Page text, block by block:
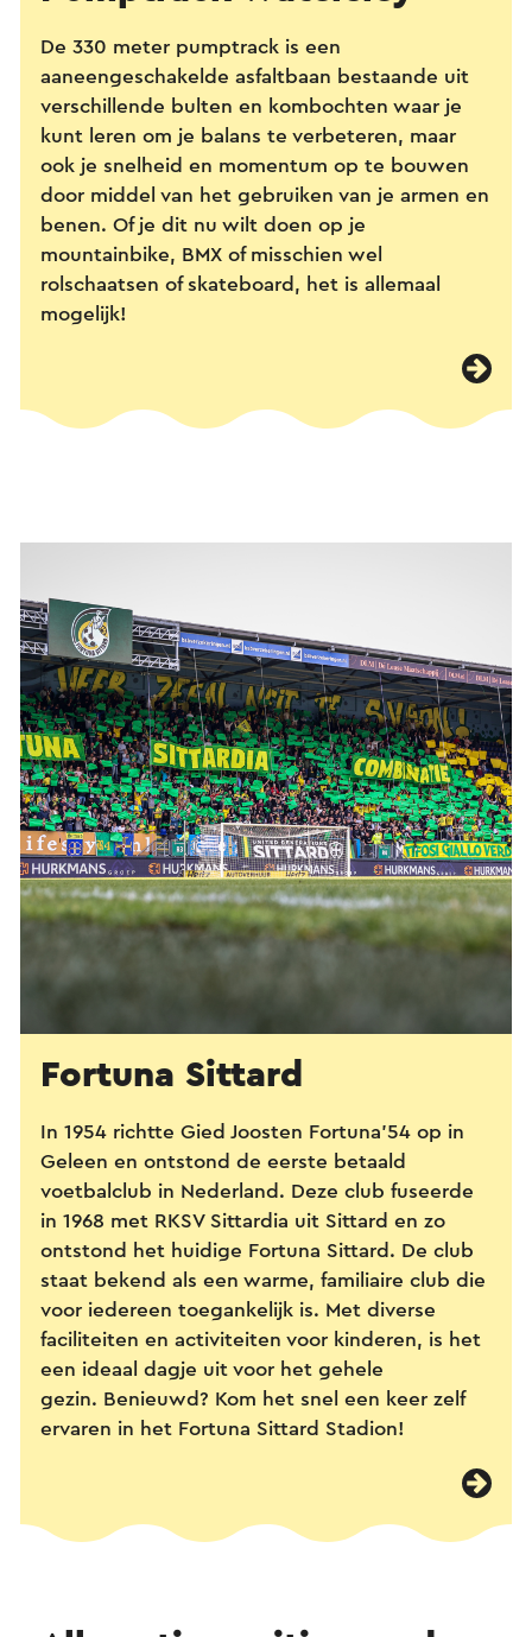
De 330 meter pumptrack is een
aaneengeschakelde asfaltbaan bestaande uit
verschillende bulten en kombochten waar je
kunt leren om je balans te verbeteren, maar
ook je snelheid en momentum op te bouwen
door middel van het gebruiken van je armen en
benen. Of je dit nu wilt doen op je
mountainbike, BMX of misschien wel
rolschaatsen of skateboard, het is allemaal
mogelijk!
Fortuna Sittard
In 1954 richtte Gied Joosten Fortuna'54 op in
Geleen en ontstond de eerste betaald
voetbalclub in Nederland. Deze club fuseerde
in 1968 met RKSV Sittardia uit Sittard en zo
ontstond het huidige Fortuna Sittard. De club
staat bekend als een warme, familiaire club die
voor iedereen toegankelijk is. Met diverse
faciliteiten en activiteiten voor kinderen, is het
een ideaal dagje uit voor het gehele
gezin. Benieuwd? Kom het snel een keer zelf
ervaren in het Fortuna Sittard Stadion!